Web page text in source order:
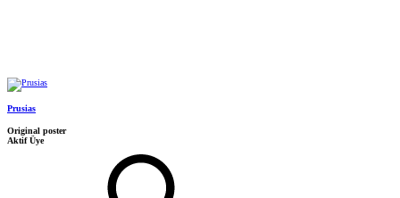
Prusias
Original poster
Aktif Üye